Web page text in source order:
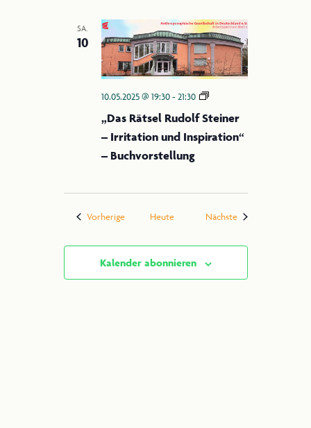
Inspiration“
SA.
10
10.05.2025 @ 19:30-21:30
„Das
Rudolf
Steiner
„Das Rätsel Rudolf Steiner
– Irritation und Inspiration“
– Buchvorstellung
VorherigeVeranstaltungen
Heute NächsteVeranstaltungen
Kalender abonnieren